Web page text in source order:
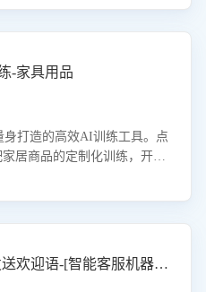
-家具用品
打造的高效AI训练工具。点
居商品的定制化训练，开启
的专业应对能力。
京东-卡片样式发送欢迎语-[智能客服机器人]